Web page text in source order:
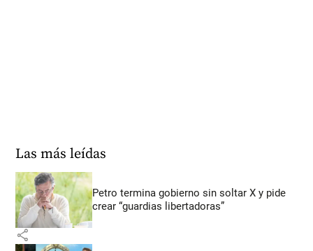
Las más leídas
Petro termina gobierno sin soltar X y pide
crear “guardias libertadoras”
share